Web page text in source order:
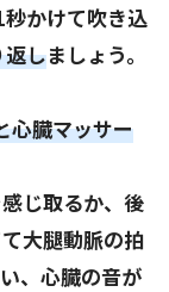
かけて吹き込
しましょう。
臓マッサー
じ取るか、後
大腿動脈の拍
、心臓の音が